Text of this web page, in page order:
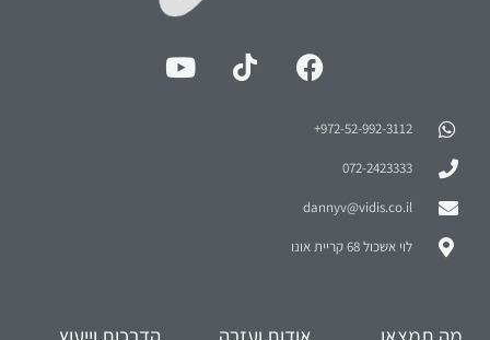
972-52-992-3112⁩+
072-2423333
dannyv@vidis.co.il
לוי אשכול 68 קריית אונו